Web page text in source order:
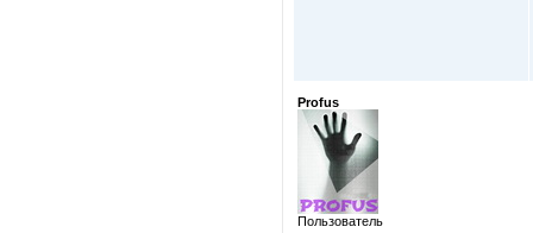
Profus
Пользователь